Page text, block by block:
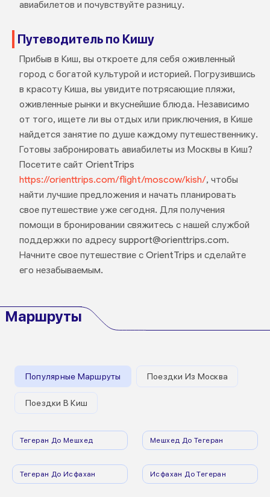
авиабилетов и почувствуйте разницу.
Путеводитель по Кишу
Прибыв в Киш, вы откроете для себя оживленный
город с богатой культурой и историей. Погрузившись
в красоту Киша, вы увидите потрясающие пляжи,
оживленные рынки и вкуснейшие блюда. Независимо
от того, ищете ли вы отдых или приключения, в Кише
найдется занятие по душе каждому путешественнику.
Готовы забронировать авиабилеты из Москвы в Киш?
Посетите сайт OrientTrips
https://orienttrips.com/flight/moscow/kish/, чтобы
найти лучшие предложения и начать планировать
свое путешествие уже сегодня. Для получения
помощи в бронировании свяжитесь с нашей службой
поддержки по адресу support@orienttrips.com.
Начните свое путешествие с OrientTrips и сделайте
его незабываемым.
Маршруты
Популярные Маршруты Поездки Из Москва
Поездки В Киш
Тегеран До Мешхед Мешхед До Тегеран
Тегеран До Исфахан Исфахан До Тегеран